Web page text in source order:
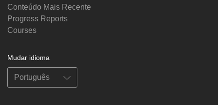
Conteúdo Mais Recente
Progress Reports
Courses
Mudar idioma